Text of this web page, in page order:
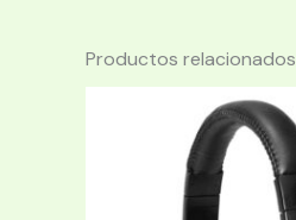
Productos relacionados